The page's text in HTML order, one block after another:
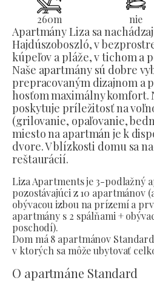
260m nie
Apartmány Liza sa
Hajdúszoboszló, v
kúpeľov a pláže, v tichom a
Naše apartmány sú dobre
prepracovaným dizajnom a
hosťom maximálny komfort.
poskytuje príležitosť na
(grilovanie, opaľovanie,
miesto na apartmán je k
dvore. V blízkosti domu sa
reštaurácií.
Liza Apartments je 3-podlažný
pozostávajúci z 10 apartmánov
obývacou izbou na prízemí a
apartmány s 2 spálňami +
poschodí).
Dom má 8 apartmánov
v ktorých sa môže ubytovať
O apartmáne Standard